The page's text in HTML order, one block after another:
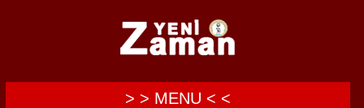
> > MENU < <